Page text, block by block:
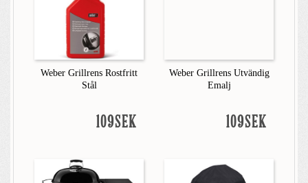
Weber Grillrens Rostfritt
Stål
109SEK
Weber Grillrens Utvändig
Emalj
109SEK